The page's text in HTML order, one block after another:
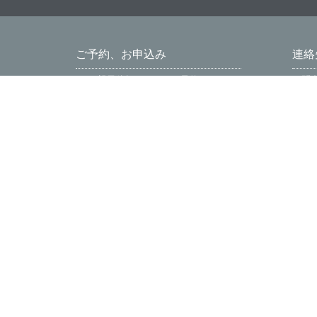
ご予約、お申込み
NCS 親子体操クラスのご予約
連
お問